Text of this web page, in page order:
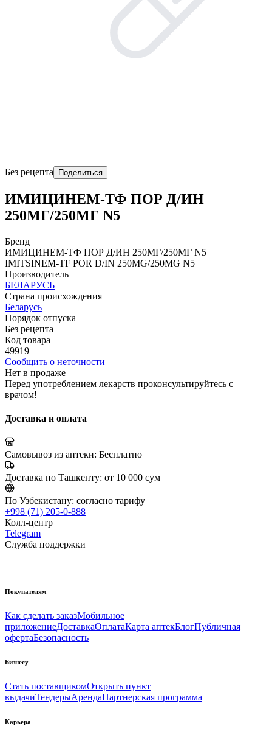
Без рецепта Поделиться
ИМИЦИНЕМ-ТФ ПОР Д/ИН
250МГ/250МГ N5
Бренд
ИМИЦИНЕМ-ТФ ПОР Д/ИН 250МГ/250МГ N5
IMITSINЕM-TF POR D/IN 250MG/250MG N5
Производитель
БЕЛАРУСЬ
Страна происхождения
Беларусь
Порядок отпуска
Без рецепта
Код товара
49919
Сообщить о неточности
Нет в продаже
Перед употреблением лекарств проконсультируйтесь с
врачом!
Доставка и оплата
Самовывоз из аптеки: Бесплатно
Доставка по Ташкенту: от 10 000 сум
По Узбекистану: согласно тарифу
+998 (71) 205-0-888
Колл-центр
Telegram
Служба поддержки
Покупателям
Как сделать заказМобильное
приложениеДоставкаОплатаКарта аптекБлогПубличная
офертаБезопасность
Бизнесу
Стать поставщикомОткрыть пункт
выдачиТендерыАрендаПартнерская программа
Карьера